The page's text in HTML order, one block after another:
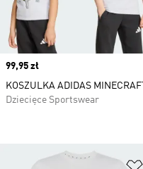
Price
99,95 zł
KOSZULKA ADIDAS MINECRAFT
Dziecięce Sportswear